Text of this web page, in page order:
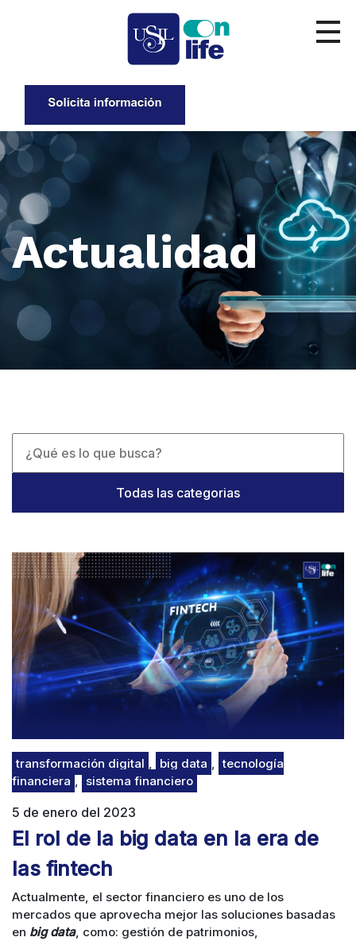
Actualidad
Todas las categorias
transformación digital , big data , tecnología
financiera , sistema financiero
5 de enero del 2023
El rol de la big data en la era de
las fintech
Actualmente, el sector financiero es uno de los
mercados que aprovecha mejor las soluciones basadas
en big data, como: gestión de patrimonios,